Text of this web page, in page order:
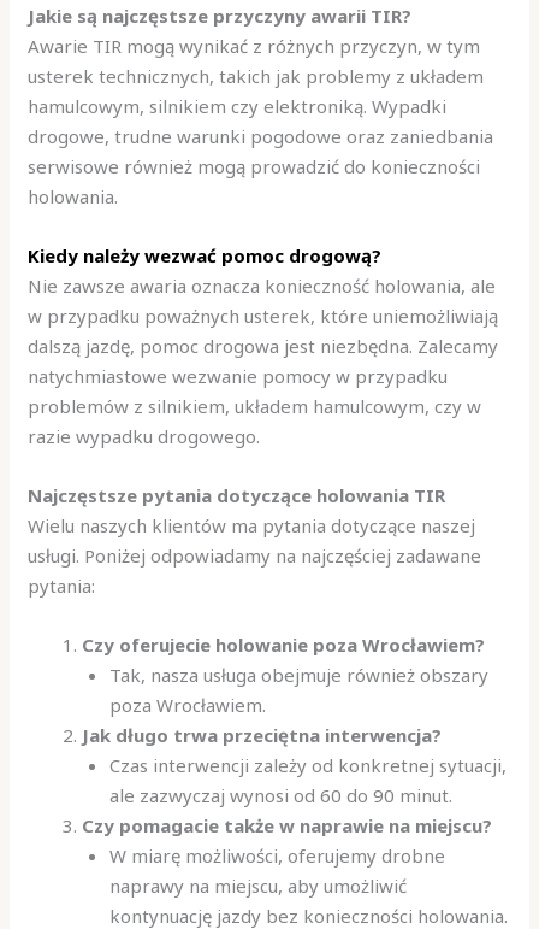
Jakie są najczęstsze przyczyny awarii TIR?
Awarie TIR mogą wynikać z różnych przyczyn, w tym
usterek technicznych, takich jak problemy z układem
hamulcowym, silnikiem czy elektroniką. Wypadki
drogowe, trudne warunki pogodowe oraz zaniedbania
serwisowe również mogą prowadzić do konieczności
holowania.
Kiedy należy wezwać pomoc drogową?
Nie zawsze awaria oznacza konieczność holowania, ale
w przypadku poważnych usterek, które uniemożliwiają
dalszą jazdę, pomoc drogowa jest niezbędna. Zalecamy
natychmiastowe wezwanie pomocy w przypadku
problemów z silnikiem, układem hamulcowym, czy w
razie wypadku drogowego.
Najczęstsze pytania dotyczące holowania TIR
Wielu naszych klientów ma pytania dotyczące naszej
usługi. Poniżej odpowiadamy na najczęściej zadawane
pytania:
Czy oferujecie holowanie poza Wrocławiem?
Tak, nasza usługa obejmuje również obszary
poza Wrocławiem.
Jak długo trwa przeciętna interwencja?
Czas interwencji zależy od konkretnej sytuacji,
ale zazwyczaj wynosi od 60 do 90 minut.
Czy pomagacie także w naprawie na miejscu?
W miarę możliwości, oferujemy drobne
naprawy na miejscu, aby umożliwić
kontynuację jazdy bez konieczności holowania.